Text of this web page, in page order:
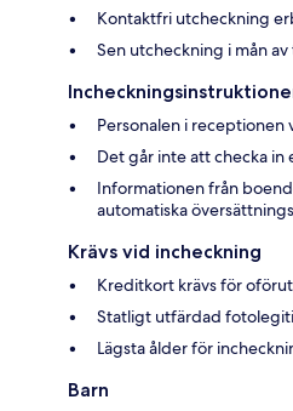
Kontaktfri utcheckning
Sen utcheckning i mån
Personalen i receptionen
Det går inte att checka
Informationen från
automatiska
Krävs vid incheckning
Kreditkort krävs för
Statligt utfärdad
Lägsta ålder för
Barn